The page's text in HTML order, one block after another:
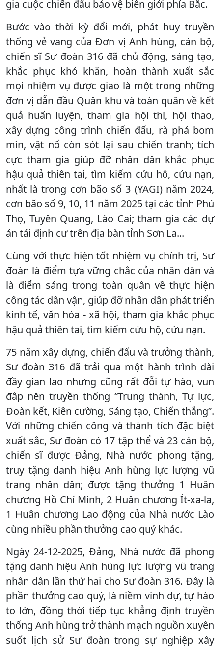
gia cuộc chiến đấu bảo vệ biên giới phía Bắc.
Bước vào thời kỳ đổi mới, phát huy truyền
thống vẻ vang của Đơn vị Anh hùng, cán bộ,
chiến sĩ Sư đoàn 316 đã chủ động, sáng tạo,
khắc phục khó khăn, hoàn thành xuất sắc
mọi nhiệm vụ được giao là một trong những
đơn vị dẫn đầu Quân khu và toàn quân về kết
quả huấn luyện, tham gia hội thi, hội thao,
xây dựng công trình chiến đấu, rà phá bom
mìn, vật nổ còn sót lại sau chiến tranh; tích
cực tham gia giúp đỡ nhân dân khắc phục
hậu quả thiên tai, tìm kiếm cứu hộ, cứu nạn,
nhất là trong cơn bão số 3 (YAGI) năm 2024,
cơn bão số 9, 10, 11 năm 2025 tại các tỉnh Phú
Thọ, Tuyên Quang, Lào Cai; tham gia các dự
án tái định cư trên địa bàn tỉnh Sơn La...
Cùng với thực hiện tốt nhiệm vụ chính trị, Sư
đoàn là điểm tựa vững chắc của nhân dân và
là điểm sáng trong toàn quân về thực hiện
công tác dân vận, giúp đỡ nhân dân phát triển
kinh tế, văn hóa - xã hội, tham gia khắc phục
hậu quả thiên tai, tìm kiếm cứu hộ, cứu nạn.
75 năm xây dựng, chiến đấu và trưởng thành,
Sư đoàn 316 đã trải qua một hành trình dài
đầy gian lao nhưng cũng rất đỗi tự hào, vun
đắp nên truyền thống “Trung thành, Tự lực,
Đoàn kết, Kiên cường, Sáng tạo, Chiến thắng”.
Với những chiến công và thành tích đặc biệt
xuất sắc, Sư đoàn có 17 tập thể và 23 cán bộ,
chiến sĩ được Đảng, Nhà nước phong tặng,
truy tặng danh hiệu Anh hùng lực lượng vũ
trang nhân dân; được tặng thưởng 1 Huân
chương Hồ Chí Minh, 2 Huân chương Ít-xa-la,
1 Huân chương Lao động của Nhà nước Lào
cùng nhiều phần thưởng cao quý khác.
Ngày 24-12-2025, Đảng, Nhà nước đã phong
tặng danh hiệu Anh hùng lực lượng vũ trang
nhân dân lần thứ hai cho Sư đoàn 316. Đây là
phần thưởng cao quý, là niềm vinh dự, tự hào
to lớn, đồng thời tiếp tục khẳng định truyền
thống Anh hùng trở thành mạch nguồn xuyên
suốt lịch sử Sư đoàn trong sự nghiệp xây